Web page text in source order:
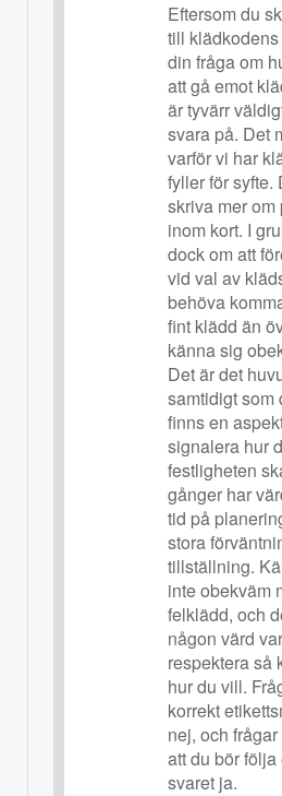
Eftersom du
till
din fråga om
att gå emot
är tyvärr
svara på. Det
varför vi har
fyller för syfte.
skriva mer
inom kort. I
dock om att
vid val av
behöva
fint klädd än
känna sig
Det är det
samtidigt som
finns en
signalera hur
festligheten
gånger har
tid på
stora
tillställning.
inte obekväm
felklädd, och
någon värd
respektera så
hur du vill.
korrekt
nej, och
att du bör
svaret ja.